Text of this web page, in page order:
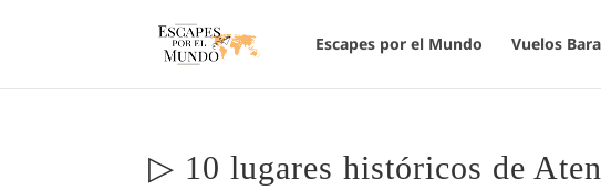
Escapes por el Mundo Vuelos
▷ 10 lugares históricos de